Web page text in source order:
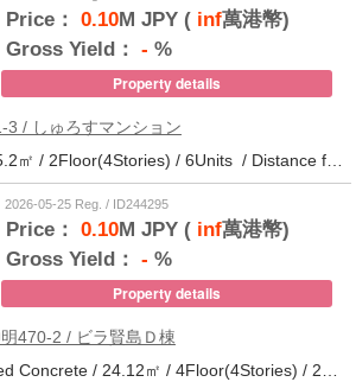
Price： 0.10M JPY (inf萬港幣)
Gross Yield： - %
Property details
3 / しゅろすマンション
Built 49 yrs / Steel / 45.2㎡ / 2Floor(4Stories) / 6Units / Distance from the station.11
2026-05-25 Reg. / ID244295
Price： 0.10M JPY (inf萬港幣)
Gross Yield： - %
Property details
470-2 / ビラ賢島Ｄ棟
Built 49 yrs / Reinforced Concrete / 24.12㎡ / 4Floor(4Stories) / 25Units / Distance from the station.14